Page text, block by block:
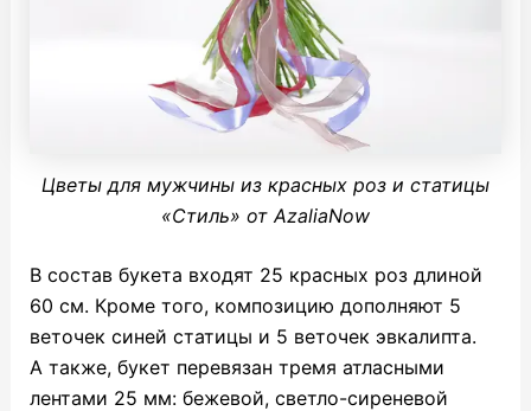
Цветы для мужчины из красных роз и статицы
«Стиль» от AzaliaNow
В состав букета входят 25 красных роз длиной
60 см. Кроме того, композицию дополняют 5
веточек синей статицы и 5 веточек эвкалипта.
А также, букет перевязан тремя атласными
лентами 25 мм: бежевой, светло-сиреневой